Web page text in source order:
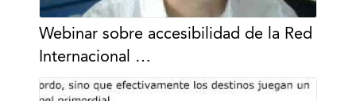
Webinar sobre accesibilidad de la Red
Internacional …